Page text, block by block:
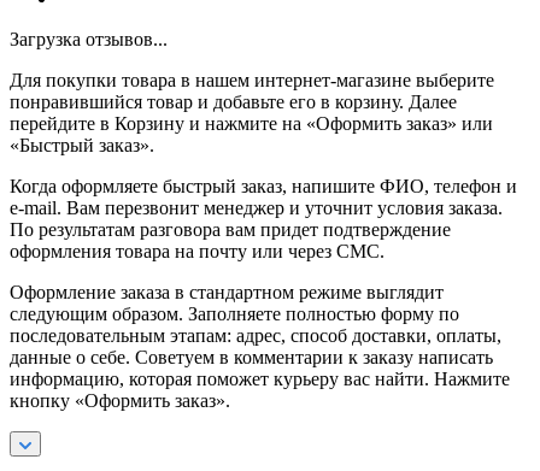
Загрузка отзывов...
Для покупки товара в нашем интернет-магазине выберите
понравившийся товар и добавьте его в корзину. Далее
перейдите в Корзину и нажмите на «Оформить заказ» или
«Быстрый заказ».
Когда оформляете быстрый заказ, напишите ФИО, телефон и
e-mail. Вам перезвонит менеджер и уточнит условия заказа.
По результатам разговора вам придет подтверждение
оформления товара на почту или через СМС.
Оформление заказа в стандартном режиме выглядит
следующим образом. Заполняете полностью форму по
последовательным этапам: адрес, способ доставки, оплаты,
данные о себе. Советуем в комментарии к заказу написать
информацию, которая поможет курьеру вас найти. Нажмите
кнопку «Оформить заказ».